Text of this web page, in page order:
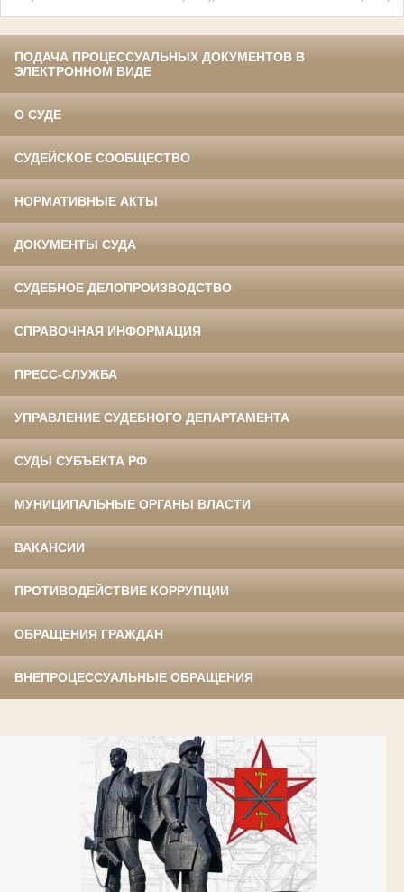
ПОДАЧА ПРОЦЕССУАЛЬНЫХ ДОКУМЕНТОВ В
ЭЛЕКТРОННОМ ВИДЕ
О СУДЕ
СУДЕЙСКОЕ СООБЩЕСТВО
НОРМАТИВНЫЕ АКТЫ
ДОКУМЕНТЫ СУДА
СУДЕБНОЕ ДЕЛОПРОИЗВОДСТВО
СПРАВОЧНАЯ ИНФОРМАЦИЯ
ПРЕСС-СЛУЖБА
УПРАВЛЕНИЕ СУДЕБНОГО ДЕПАРТАМЕНТА
СУДЫ СУБЪЕКТА РФ
МУНИЦИПАЛЬНЫЕ ОРГАНЫ ВЛАСТИ
ВАКАНСИИ
ПРОТИВОДЕЙСТВИЕ КОРРУПЦИИ
ОБРАЩЕНИЯ ГРАЖДАН
ВНЕПРОЦЕССУАЛЬНЫЕ ОБРАЩЕНИЯ